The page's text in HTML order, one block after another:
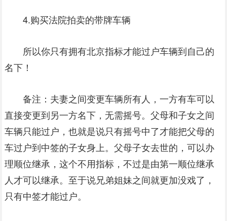
4.购买法院拍卖的带牌车辆
所以你只有拥有北京指标才能过户车辆到自己的
名下！
备注：夫妻之间变更车辆所有人，一方有车可以
直接变更到另一方名下，无需摇号。父母和子女之间
车辆只能过户，也就是说只有摇号中了才能把父母的
车过户到中签的子女身上。父母子女去世的，可以办
理顺位继承，这个不用指标，不过是由第一顺位继承
人才可以继承。至于说兄弟姐妹之间就更加没戏了，
只有中签才能过户。